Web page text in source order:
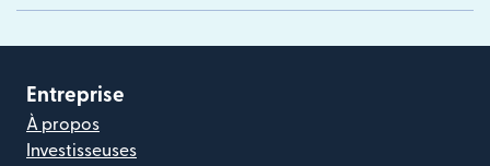
Entreprise
À propos
Investisseuses